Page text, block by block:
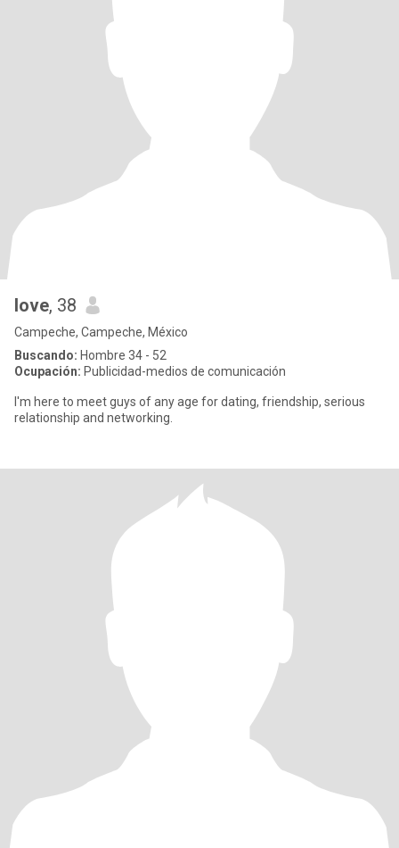
love, 38
Campeche, Campeche, México
Buscando: Hombre 34 - 52
Ocupación: Publicidad-medios de comunicación
I'm here to meet guys of any age for dating, friendship, serious
relationship and networking.